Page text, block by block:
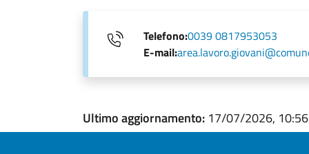
Telefono:0039 0817953053
E-mail:
Ultimo aggiornamento: 17/07/2026, 10:56